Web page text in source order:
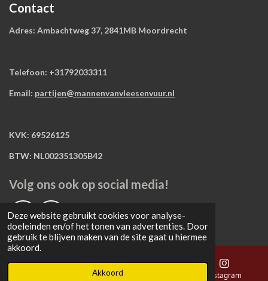
Deze website gebruikt cookies voor analyse-
doeleinden en/of het tonen van advertenties. Door
gebruik te blijven maken van de site gaat u hiermee
akkoord.
Akkoord
Contact
Adres: Ambachtweg 37, 2841MB Moordrecht
Telefoon: +31792033311
Email: partijen@mannenvanvleesenvuur.nl
KVK: 69526125
BTW: NL002351305B42
Volg ons ook op social media!
F
a
c
e
I
n
t
Telefoonnummer Instagram